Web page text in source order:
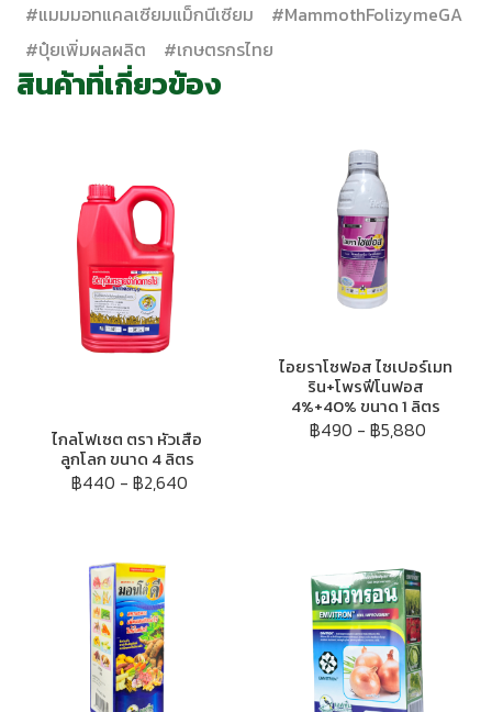
#แมมมอทแคลเซียมแม็กนีเซียม
#MammothFolizymeGA
#ปุ๋ยเพิ่มผลผลิต
#เกษตรกรไทย
สินค้าที่เกี่ยวข้อง
ไกลโฟเซต ตรา หัวเสือ
ลูกโลก ขนาด 4 ลิตร
฿440 - ฿2,640
ไอยราโซฟอส ไซเปอร์เมท
ริน+โพรฟีโนฟอส
4%+40% ขนาด 1 ลิตร
฿490 - ฿5,880